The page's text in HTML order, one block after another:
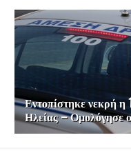
Εντοπίστηκε νεκρή η
Ηλείας – Ομολόγησε